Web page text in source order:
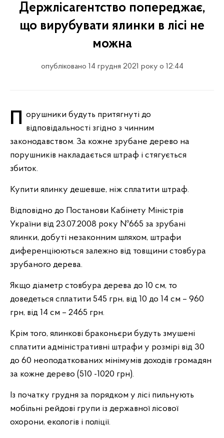
Держлісагентство попереджає,
що вирубувати ялинки в лісі не
можна
опубліковано 14 грудня 2021 року о 12:44
Порушники будуть притягнуті до відповідальності згідно з чинним
законодавством. За кожне зрубане дерево на
порушників накладається штраф і стягується
збиток.
Купити ялинку дешевше, ніж сплатити штраф.
Відповідно до Постанови Кабінету Міністрів
України від 23.07.2008 року №665 за зрубані
ялинки, добуті незаконним шляхом, штрафи
диференціюються залежно від товщини стовбура
зрубаного дерева.
Якщо діаметр стовбура дерева до 10 см, то
доведеться сплатити 545 грн, від 10 до 14 см – 960
грн, від 14 см – 2465 грн.
Крім того, ялинкові браконьєри будуть змушені
сплатити адміністративні штрафи у розмірі від 30
до 60 неоподаткованих мінімумів доходів громадян
за кожне дерево (510 -1020 грн).
Із початку грудня за порядком у лісі пильнують
мобільні рейдові групи із державної лісової
охорони, екологів і поліції.